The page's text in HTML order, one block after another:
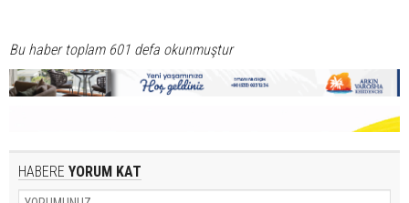
Bu haber toplam 601 defa okunmuştur
HABERE YORUM KAT